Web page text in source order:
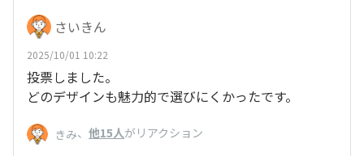
さいきん
2025/10/01 10:22
投票しました。
どのデザインも魅力的で選びにくかったです。
きみ、 他15人がリアクション